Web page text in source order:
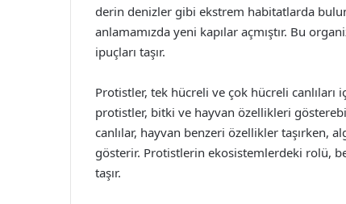
derin denizler gibi ekstrem habitatlarda
anlamamızda yeni kapılar açmıştır. Bu
ipuçları taşır.
Protistler, tek hücreli ve çok hücreli
protistler, bitki ve hayvan özellikleri
canlılar, hayvan benzeri özellikler taşırken,
gösterir. Protistlerin ekosistemlerdeki rolü,
taşır.